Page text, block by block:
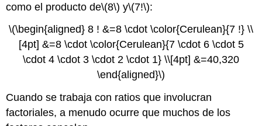
como el producto de\(8\) y\(7!\):
\(\begin{aligned} 8 ! &=8 \cdot \color{Cerulean}{7 !} \\
[4pt] &=8 \cdot \color{Cerulean}{7 \cdot 6 \cdot 5
\cdot 4 \cdot 3 \cdot 2 \cdot 1} \\[4pt] &=40,320
\end{aligned}\)
Cuando se trabaja con ratios que involucran
factoriales, a menudo ocurre que muchos de los